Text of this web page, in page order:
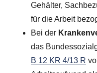
Gehälter,
für die Arbeit
Bei der
das
B 12 KR 4/13 R